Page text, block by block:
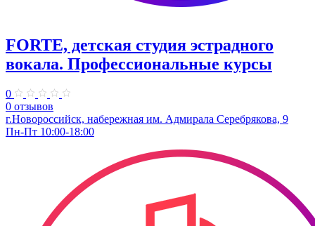
FORTE, детская студия эстрадного
вокала. Профессиональные курсы
0
0 отзывов
г.Новороссийск, набережная им. Адмирала Серебрякова, 9
Пн-Пт 10:00-18:00